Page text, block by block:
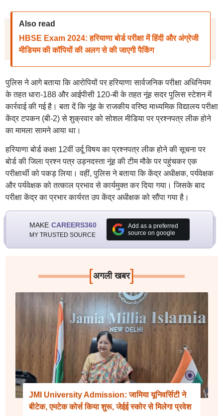
Also read
HBSE Exam 2024: हरियाणा बोर्ड परीक्षा में हिंदी और अंग्रेजी
मीडियम की कॉपियों की अलग से की जाएगी पैकिंग
पुलिस ने आगे बताया कि आरोपियों पर हरियाणा सार्वजनिक परीक्षा अधिनियम
के तहत धारा-188 और आईपीसी 120-बी के तहत नूंह सदर पुलिस स्टेशन में
कार्रवाई की गई है। बता दें कि नूंह के राजकीय वरिष्ठ माध्यमिक विद्यालय परीक्षा
केंद्र टपकन (बी-2) से शुक्रवार को सोशल मीडिया पर प्रश्नपत्र लीक होने
का मामला सामने आया था।
हरियाणा बोर्ड कक्षा 12वीं उर्दू विषय का प्रश्नपत्र लीक होने की सूचना पर
बोर्ड की जिला प्रश्न पत्र उड़नदस्ता नूंह की टीम मौके पर पहुंचकर एक
परीक्षार्थी को पकड़ लिया। वहीं, पुलिस ने बताया कि केंद्र अधीक्षक, पर्यवेक्षक
और पर्यवेक्षक को तत्काल प्रभाव से कार्यमुक्त कर दिया गया। जिसके बाद
परीक्षा केंद्र का प्रभार कार्यरत उप केंद्र अधीक्षक को सौंपा गया है।
MAKE CAREERS360
MY TRUSTED SOURCE
Add as a preferred
source on google
[अगली खबर]
JMI University Admission: जामिया यूनिवर्सिटी ने
बीटेक, एमटेक कोर्स किया शुरू, जेईई स्कोर से मिलेगा प्रवेश